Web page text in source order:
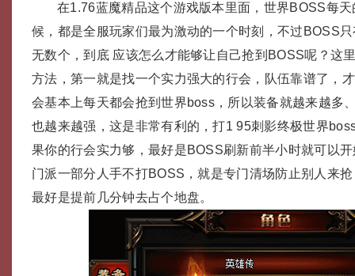
在1.76蓝魔精品这个游戏版本里面，世界BOSS每
候，都是全服玩家们最为激动的一个时刻，不过BOSS
无数个，到底 应该怎么才能够让自己抢到BOSS呢？这
方法，第一就是找一个实力强大的行会，队伍靠谱了，
会基本上每天都会抢到世界boss，所以装备就越来越多
也越来越强，这是非常有利的，打1 95刺影终极世界
果你的行会实力够，最好是BOSS刷新前半小时就可以
门派一部分人手不打BOSS，就是专门清场防止别人来
最好是提前几分钟去占个地盘。